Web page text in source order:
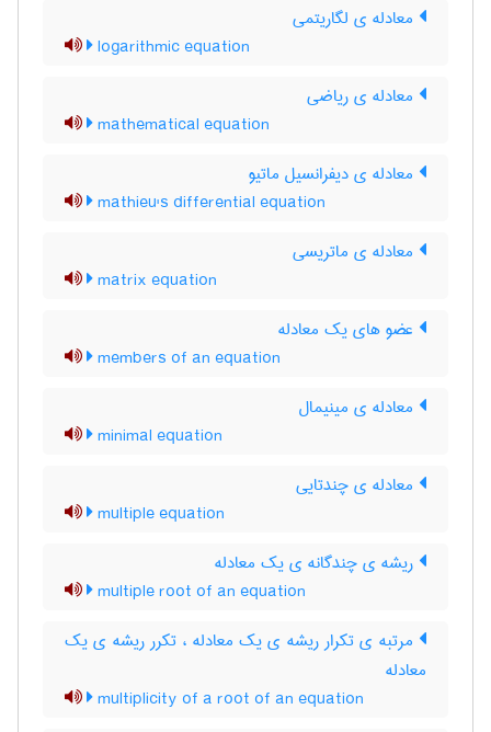
معادله ی لگاریتمی
logarithmic equation
معادله ی ریاضی
mathematical equation
معادله ی دیفرانسیل ماتیو
mathieu's differential equation
معادله ی ماتریسی
matrix equation
عضو های یک معادله
members of an equation
معادله ی مینیمال
minimal equation
معادله ی چندتایی
multiple equation
ریشه ی چندگانه ی یک معادله
multiple root of an equation
مرتبه ی تکرار ریشه ی یک معادله ، تکرر ریشه ی یک
معادله
multiplicity of a root of an equation